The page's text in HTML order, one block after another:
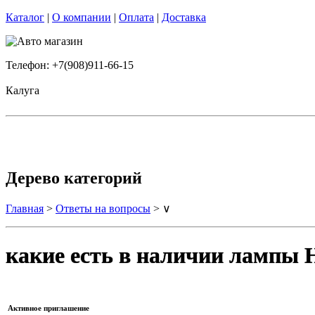
Каталог | О компании | Оплата | Доставка
Телефон: +7(908)911-66-15
Калуга
Дерево категорий
Главная > Ответы на вопросы > ∨
какие есть в наличии лампы
Активное приглашение